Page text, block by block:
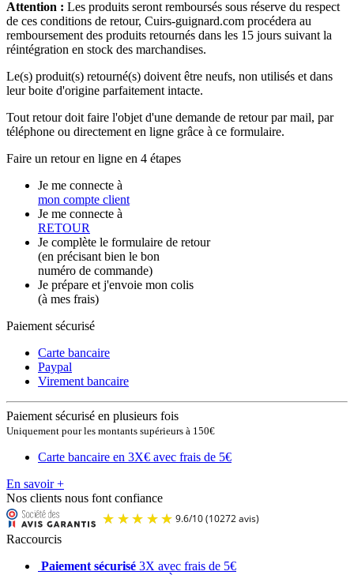
Attention : Les produits seront remboursés sous réserve du respect
de ces conditions de retour, Cuirs-guignard.com procédera au
remboursement des produits retournés dans les 15 jours suivant la
réintégration en stock des marchandises.
Le(s) produit(s) retourné(s) doivent être neufs, non utilisés et dans
leur boite d'origine parfaitement intacte.
Tout retour doit faire l'objet d'une demande de retour par mail, par
téléphone ou directement en ligne grâce à ce formulaire.
Faire un retour en ligne en 4 étapes
Je me connecte à
mon compte client
Je me connecte à
RETOUR
Je complète le formulaire de retour
(en précisant bien le bon
numéro de commande)
Je prépare et j'envoie mon colis
(à mes frais)
Paiement sécurisé
Carte bancaire
Paypal
Virement bancaire
Paiement sécurisé en plusieurs fois
Uniquement pour les montants supérieurs à 150€
Carte bancaire en 3X€ avec frais de 5€
En savoir +
Nos clients nous font confiance
Raccourcis
Paiement sécurisé 3X avec frais de 5€